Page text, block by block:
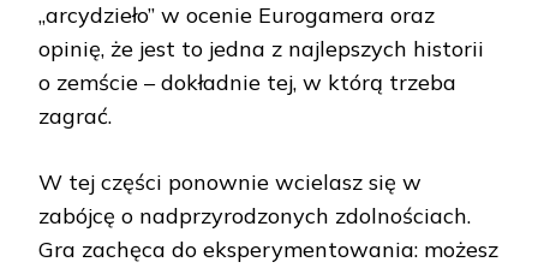
„arcydzieło” w ocenie Eurogamera oraz
opinię, że jest to jedna z najlepszych historii
o zemście – dokładnie tej, w którą trzeba
zagrać.
W tej części ponownie wcielasz się w
zabójcę o nadprzyrodzonych zdolnościach.
Gra zachęca do eksperymentowania: możesz